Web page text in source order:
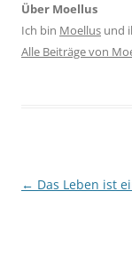
Über Moellus
Ich bin Moellus und
Alle Beiträge von
← Das Leben ist